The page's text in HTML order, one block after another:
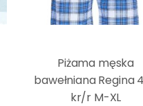
Piżama męska
bawełniana Regina
kr/r M-XL